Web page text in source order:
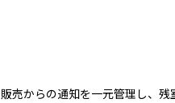
売からの通知を一元管理し、残